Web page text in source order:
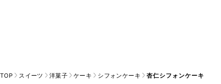
TOP スイーツ 洋菓子 ケーキ シフォンケーキ 杏仁シフォンケーキ